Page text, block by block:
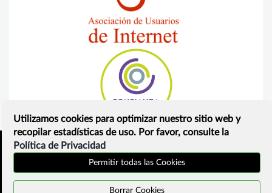
Política de privacidad
¿Que es?
Contacto
Utilizamos cookies para optimizar nuestro sitio web y
recopilar estadísticas de uso. Por favor, consulte la
Política de Privacidad
Permitir todas las Cookies
Borrar Cookies